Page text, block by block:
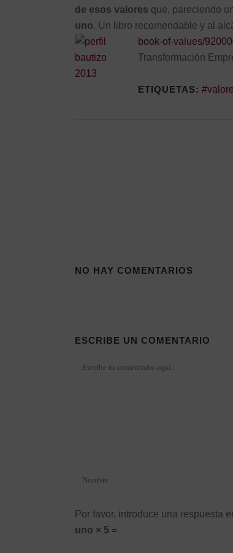
de esos valores que, pareciendo
uno. Un libro recomendable y al
book-of-values/
Transformación
ETIQUETAS:
NO HAY COMENTARIOS
ESCRIBE UN COMENTARIO
Por favor, introduce una respuesta
uno × 5 =